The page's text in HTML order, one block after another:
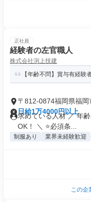
正社員
経験者の左官職人
株式会社渕上技建
【年齢不問】賞与有経験
〒812-0874福岡県福
日給1万4000円以上
求めている人材 ／ 年
OK！ ＼ ⭐必須条...
制服あり 業界未経験歓迎
この企